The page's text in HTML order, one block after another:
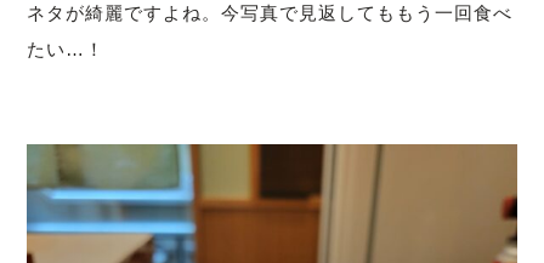
ネタが綺麗ですよね。今写真で見返してももう一回食べ
たい…！